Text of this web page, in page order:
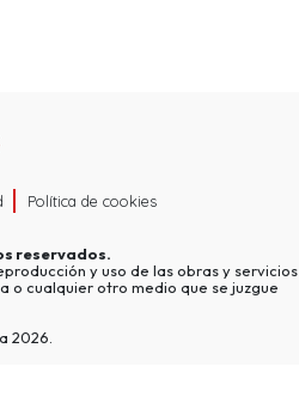
Política de cookies
reservados.
y uso de las obras y servicios
o cualquier otro medio que se juzgue
2026.